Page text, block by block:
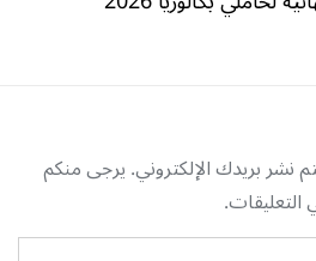
نشر بريدك الإلكتروني. يرجى منكم
التعليقات.